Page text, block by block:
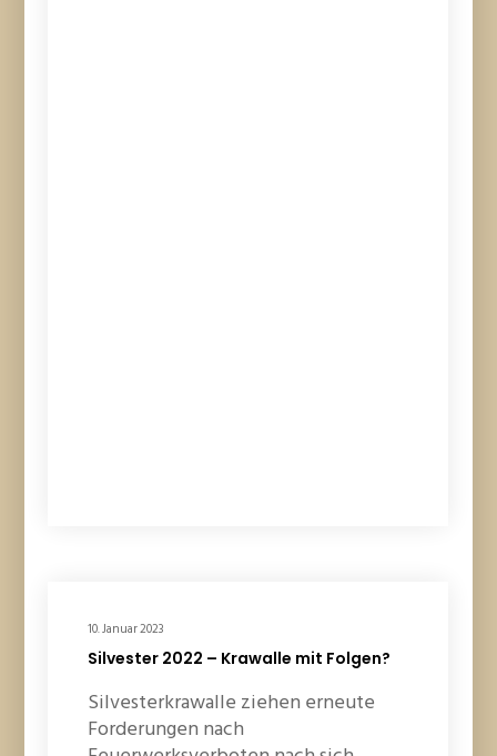
10. Januar 2023
Silvester 2022 – Krawalle mit Folgen?
Silvesterkrawalle ziehen erneute
Forderungen nach